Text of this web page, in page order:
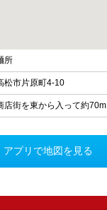
所
松市片原町4-10
店街を東から入って約70m
アプリで地図を見る